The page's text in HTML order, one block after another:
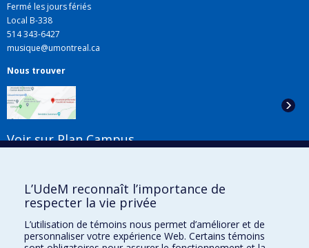
Fermé les jours fériés
Local B-338
514 343-6427
musique@umontreal.ca
Nous trouver
Voir sur Plan Campus
Liens utiles
L’UdeM reconnaît l’importance de
respecter la vie privée
L’utilisation de témoins nous permet d’améliorer et de
personnaliser votre expérience Web. Certains témoins